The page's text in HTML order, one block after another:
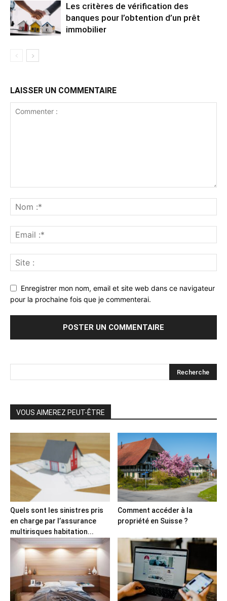
Les critères de vérification des
banques pour l’obtention d’un prêt
immobilier
LAISSER UN COMMENTAIRE
Enregistrer mon nom, email et site web dans ce navigateur
pour la prochaine fois que je commenterai.
VOUS AIMEREZ PEUT-ÊTRE
Quels sont les sinistres pris
en charge par l’assurance
multirisques habitation...
Comment accéder à la
propriété en Suisse ?